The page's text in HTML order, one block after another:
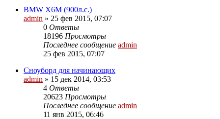
BMW X6M (900л.с.)
admin » 25 фев 2015, 07:07
0 Ответы
18196 Просмотры
Последнее сообщение admin
25 фев 2015, 07:07
Сноуборд для начинающих
admin » 15 дек 2014, 03:53
4 Ответы
20623 Просмотры
Последнее сообщение admin
11 янв 2015, 06:46